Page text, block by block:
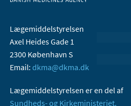
Lægemiddelstyrelsen
Axel Heides Gade 1
2300 København S
Email: dkma@dkma.dk
Lægemiddelstyrelsen er en del af
Sundheds- og Kirkeministeriet.